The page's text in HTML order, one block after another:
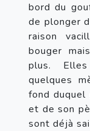
bord du
de plonger
raison
bouger
plus.
quelques
fond duquel
et de son
sont déjà